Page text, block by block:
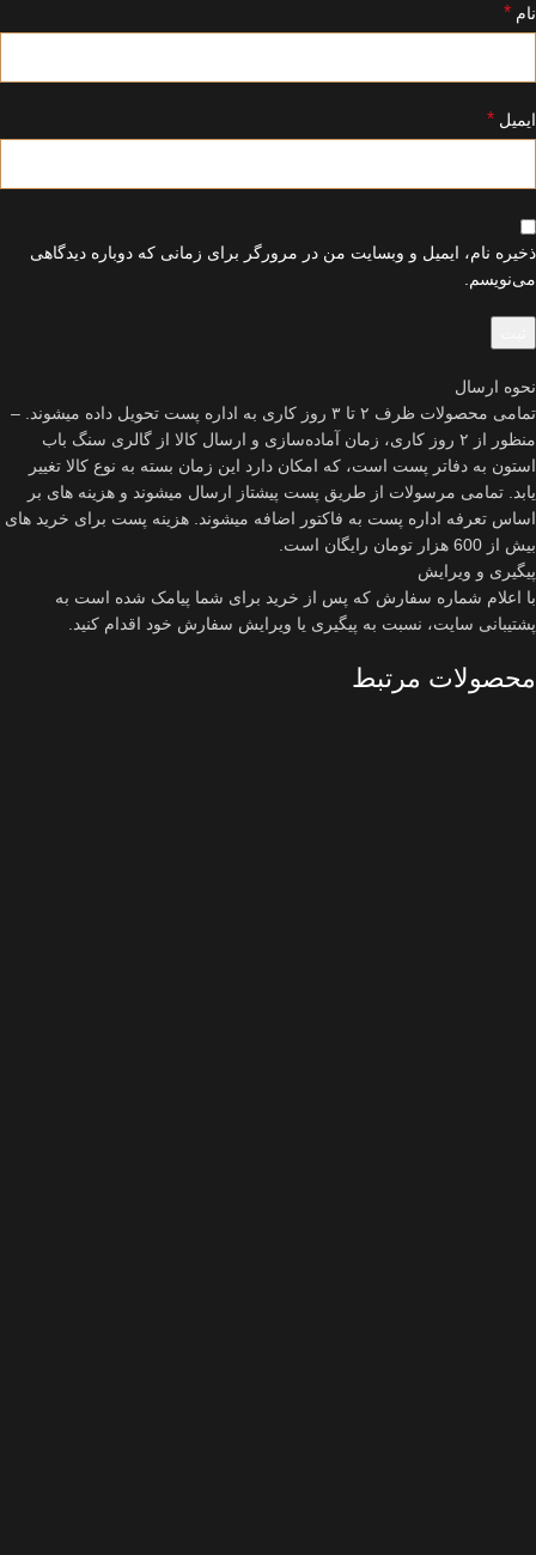
نام *
ایمیل *
ذخیره نام، ایمیل و وبسایت من در مرورگر برای زمانی که دوباره دیدگاهی
می‌نویسم.
نحوه ارسال
تمامی محصولات ظرف ۲ تا ۳ روز کاری به اداره پست تحویل داده میشوند. –
منظور از ۲ روز کاری، زمان آماده‌سازی و ارسال کالا از گالری سنگ باب
استون به دفاتر پست است، که امکان دارد این زمان بسته به نوع کالا تغییر
یابد. تمامی مرسولات از طریق پست پیشتاز ارسال میشوند و هزینه های بر
اساس تعرفه اداره پست به فاکتور اضافه میشوند. هزینه پست برای خرید های
بیش از 600 هزار تومان رایگان است.
پیگیری و ویرایش
با اعلام شماره سفارش که پس از خرید برای شما پیامک شده است به
پشتیبانی سایت، نسبت به پیگیری یا ویرایش سفارش خود اقدام کنید.
محصولات مرتبط